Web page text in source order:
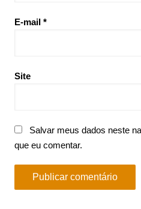
E-mail *
Site
Salvar meus dados neste
que eu comentar.